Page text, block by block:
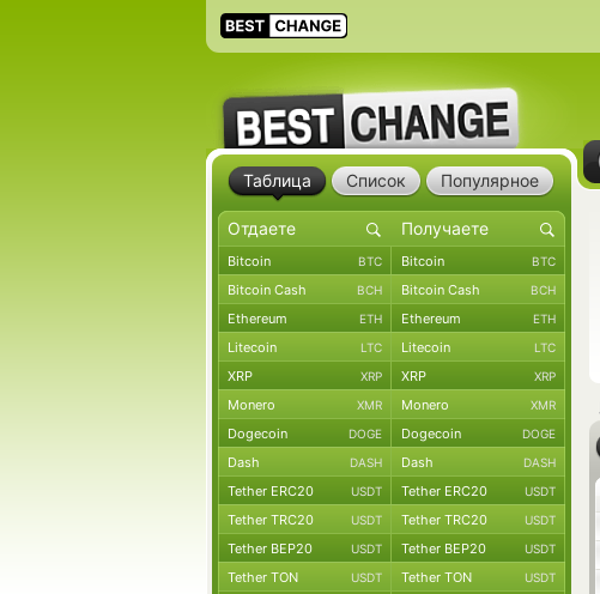
Таблица Список Популярное
Bitcoin BTC Bitcoin BTC
Bitcoin Cash BCH Bitcoin Cash BCH
Ethereum ETH Ethereum ETH
Litecoin LTC Litecoin LTC
XRP XRP XRP XRP
Monero XMR Monero XMR
Dogecoin DOGE Dogecoin DOGE
Dash DASH Dash DASH
Tether ERC20 USDT Tether ERC20 USDT
Tether TRC20 USDT Tether TRC20 USDT
Tether BEP20 USDT Tether BEP20 USDT
Tether TON USDT Tether TON USDT